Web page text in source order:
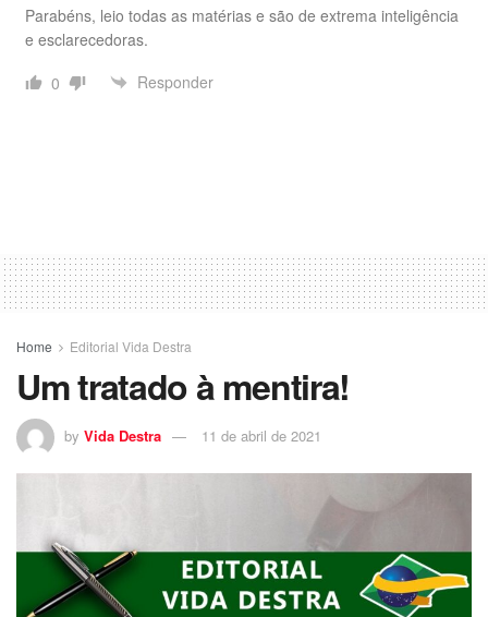
Parabéns, leio todas as matérias e são de extrema inteligência
e esclarecedoras.
0
Responder
Home Editorial Vida Destra
Um tratado à mentira!
by Vida Destra 11 de abril de 2021